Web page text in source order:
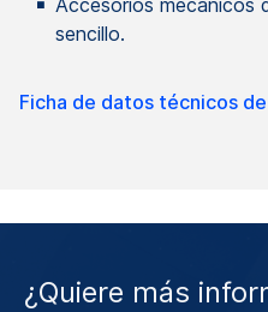
Accesorios mecánicos
sencillo.
Ficha de datos técnicos
¿Quiere más